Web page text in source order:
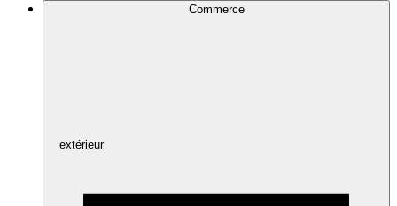
Commerce
extérieur